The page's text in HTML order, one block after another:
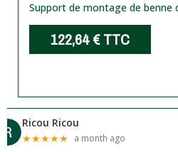
Support de montage de benne
122,64 €TTC
Ricou Ricou
★★★★★ a month ago